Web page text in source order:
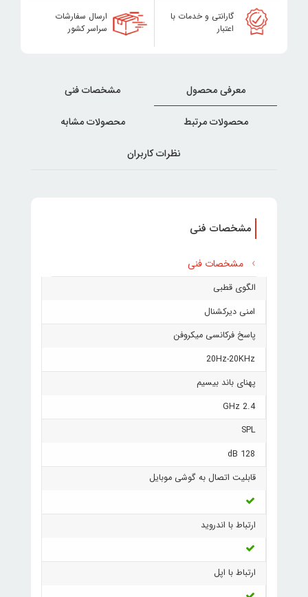
گارانتی و خدمات با
اعتبار
ارسال سفارشات
سراسر کشور
معرفی محصول مشخصات فنی
محصولات مرتبط محصولات مشابه
نظرات کاربران
مشخصات فنی
مشخصات فنی
الگوی قطبی
امنی دیرکشنال
پاسخ فرکانسی میکروفن
20Hz-20KHz
پهنای باند بیسیم
2.4 GHz
SPL
128 dB
قابلیت اتصال به گوشی موبایل
ارتباط با اندروید
ارتباط با اپل